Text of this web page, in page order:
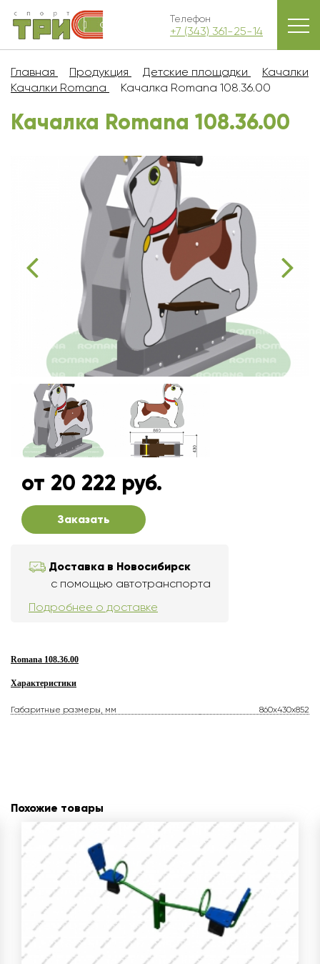
Телефон
+7 (343) 361-25-14
Главная Продукция Детские площадки
Качалки
Качалки Romana
Качалка Romana 108.36.00
Качалка Romana 108.36.00
от 20 222 руб.
Заказать
Доставка в Новосибирск
с помощью автотранспорта
Подробнее о доставке
Romana 108.36.00
Характеристики
Габаритные размеры, мм 860x430x852
Похожие товары